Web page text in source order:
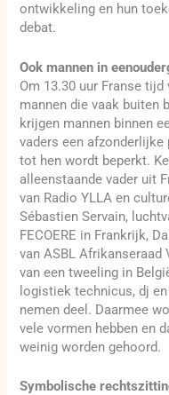
ontwikkeling en hun
debat.
Ook mannen in
Om 13.30 uur Franse
mannen die vaak buiten
krijgen mannen binnen
vaders een
tot hen wordt beperkt.
alleenstaande vader uit
van Radio YLLA en
Sébastien Servain,
FECOERE in Frankrijk,
van ASBL Afrikanseraad
van een tweeling in
logistiek technicus, dj
nemen deel. Daarmee
vele vormen hebben en
weinig worden gehoord.
Symbolische